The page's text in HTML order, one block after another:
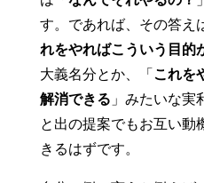
す。であれば、その答え
れをやればこういう目的
大義名分とか、「 これを
解消できる 」みたいな実
と出の提案でもお互い動
きるはずです。